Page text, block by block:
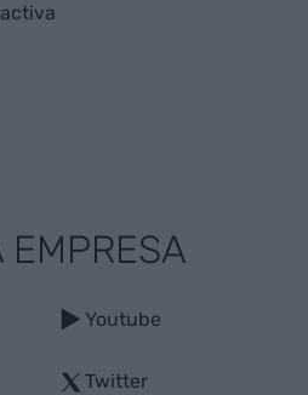
EMPRESA
Youtube
Twitter